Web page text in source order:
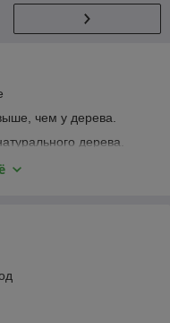
чем у дерева.
дерева.
возможность
полиэтилен,
расширения
зиму настил не